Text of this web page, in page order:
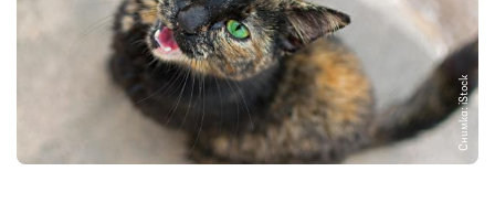
Снимка: iStock